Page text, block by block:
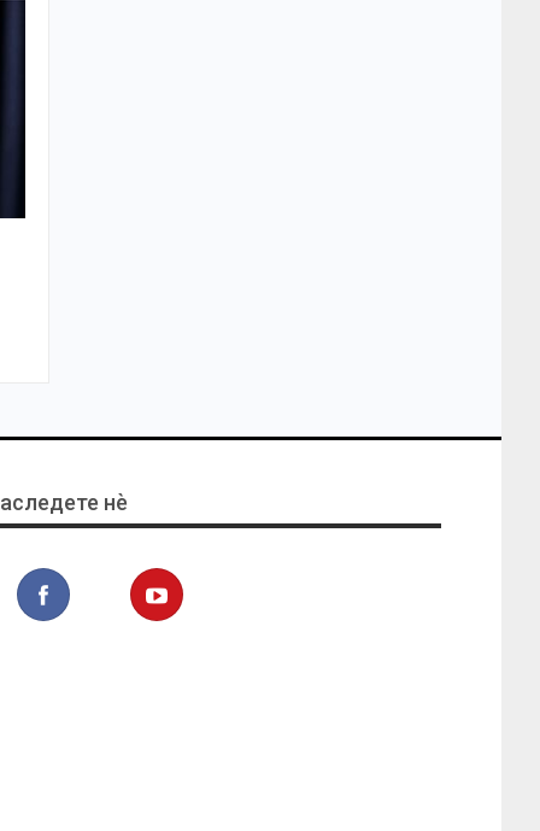
нѐ